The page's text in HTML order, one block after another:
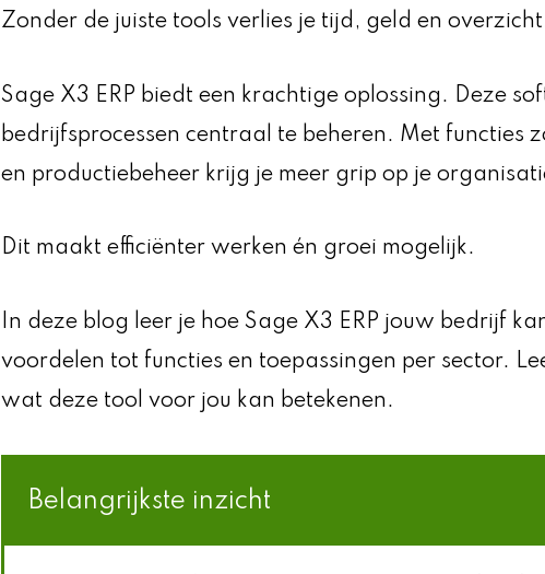
Zonder de juiste tools verlies je tijd, geld en
Sage X3 ERP biedt een krachtige oplossing. Deze
bedrijfsprocessen centraal te beheren. Met functies
en productiebeheer krijg je meer grip op je
Dit maakt efficiënter werken én groei mogelijk.
In deze blog leer je hoe Sage X3 ERP jouw bedrijf
voordelen tot functies en toepassingen per sector.
wat deze tool voor jou kan betekenen.
Belangrijkste inzicht